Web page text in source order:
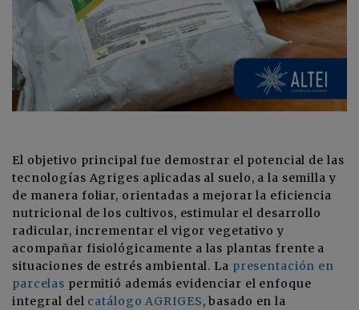
El objetivo principal fue demostrar el potencial de las
tecnologías Agriges aplicadas al suelo, a la semilla y
de manera foliar, orientadas a mejorar la eficiencia
nutricional de los cultivos, estimular el desarrollo
radicular, incrementar el vigor vegetativo y
acompañar fisiológicamente a las plantas frente a
situaciones de estrés ambiental. La presentación en
parcelas permitió además evidenciar el enfoque
integral del catálogo AGRIGES, basado en la